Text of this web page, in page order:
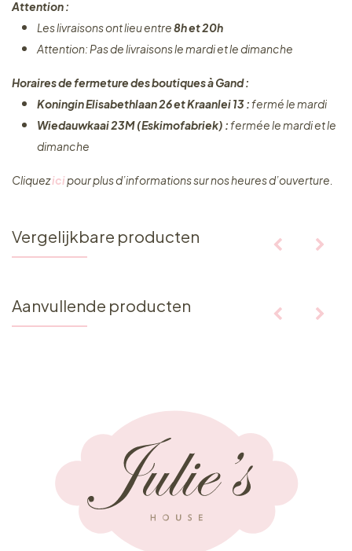
Attention :
Les livraisons ont lieu entre8h et 20h
Attention: Pas de livraisons le mardi et le dimanche
Horaires de fermeture des boutiques à Gand :
Koningin Elisabethlaan 26 et Kraanlei 13 :fermé le mardi
Wiedauwkaai 23M (Eskimofabriek) :fermée le mardi et le
dimanche
Cliquez ​icipour plus d’informations sur nos heures d’ouverture.
Vergelijkbare producten
Aanvullende producten